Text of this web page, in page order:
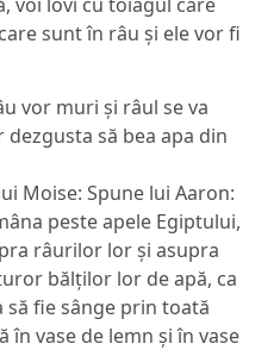
sunt în râu și ele vor fi
vor muri și râul se va
să bea apa din
Moise: Spune lui Aaron:
peste apele Egiptului,
râurilor lor și asupra
bălților lor de apă, ca
să fie sânge prin toată
vase de lemn și în vase